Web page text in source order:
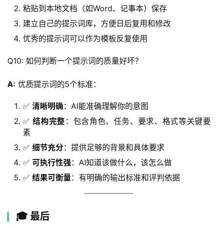
粘贴到本地文档（如Word、记事本）保存
建立自己的提示词库，方便日后复用和修改
优秀的提示词可以作为模板反复使用
Q10: 如何判断一个提示词的质量好坏？
A: 优质提示词的5个标准：
✅ 清晰明确 ：AI能准确理解你的意图
✅结构完整 ：包含角色、任务、要求、格式等关键要
素
✅ 细节充分：提供足够的背景和具体要求
✅ 可执行性强 ：AI知道该做什么，该怎么做
✅ 结果可衡量：有明确的输出标准和评判依据
🎓 最后